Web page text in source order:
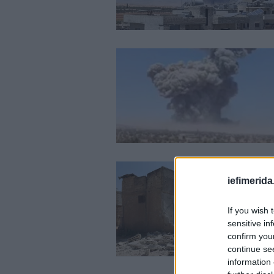
If you wish
sensitive
confirm
continue
information